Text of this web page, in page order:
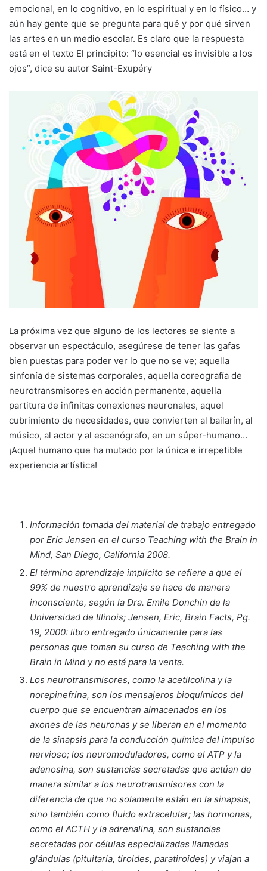
emocional, en lo cognitivo, en lo espiritual y en lo físico… y
aún hay gente que se pregunta para qué y por qué sirven
las artes en un medio escolar. Es claro que la respuesta
está en el texto El principito: “lo esencial es invisible a los
ojos”, dice su autor Saint-Exupéry
La próxima vez que alguno de los lectores se siente a
observar un espectáculo, asegúrese de tener las gafas
bien puestas para poder ver lo que no se ve; aquella
sinfonía de sistemas corporales, aquella coreografía de
neurotransmisores en acción permanente, aquella
partitura de infinitas conexiones neuronales, aquel
cubrimiento de necesidades, que convierten al bailarín, al
músico, al actor y al escenógrafo, en un súper-humano…
¡Aquel humano que ha mutado por la única e irrepetible
experiencia artística!
Información tomada del material de trabajo entregado
por Eric Jensen en el curso Teaching with the Brain in
Mind, San Diego, California 2008.
El término aprendizaje implícito se refiere a que el
99% de nuestro aprendizaje se hace de manera
inconsciente, según la Dra. Emile Donchin de la
Universidad de Illinois; Jensen, Eric, Brain Facts, Pg.
19, 2000: libro entregado únicamente para las
personas que toman su curso de Teaching with the
Brain in Mind y no está para la venta.
Los neurotransmisores, como la acetilcolina y la
norepinefrina, son los mensajeros bioquímicos del
cuerpo que se encuentran almacenados en los
axones de las neuronas y se liberan en el momento
de la sinapsis para la conducción química del impulso
nervioso; los neuromoduladores, como el ATP y la
adenosina, son sustancias secretadas que actúan de
manera similar a los neurotransmisores con la
diferencia de que no solamente están en la sinapsis,
sino también como fluido extracelular; las hormonas,
como el ACTH y la adrenalina, son sustancias
secretadas por células especializadas llamadas
glándulas (pituitaria, tiroides, paratiroides) y viajan a